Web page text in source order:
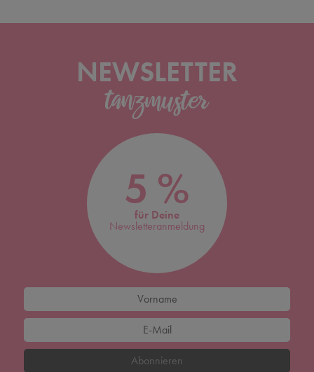
NEWSLETTER
5 %
für Deine
Newsletteranmeldung
Abonnieren